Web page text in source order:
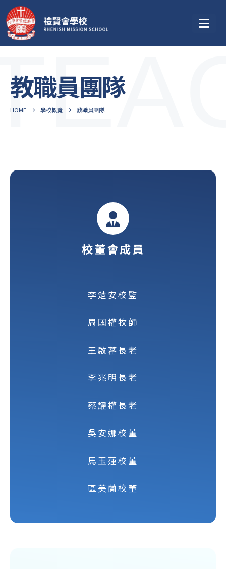
教職員團隊
HOME 學校概覽 教職員團隊
校董會成員
李楚安校監
周國權牧師
王啟蕃長老
李兆明長老
蔡耀權長老
吳安娜校董
馬玉蓮校董
區美蘭校董